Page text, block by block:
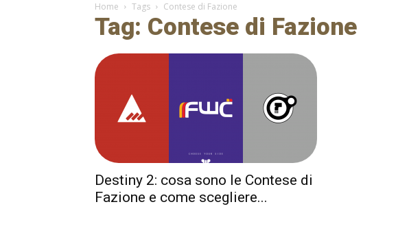
Home Tags Contese di Fazione
Tag: Contese di Fazione
Destiny 2: cosa sono le Contese di
Fazione e come scegliere...